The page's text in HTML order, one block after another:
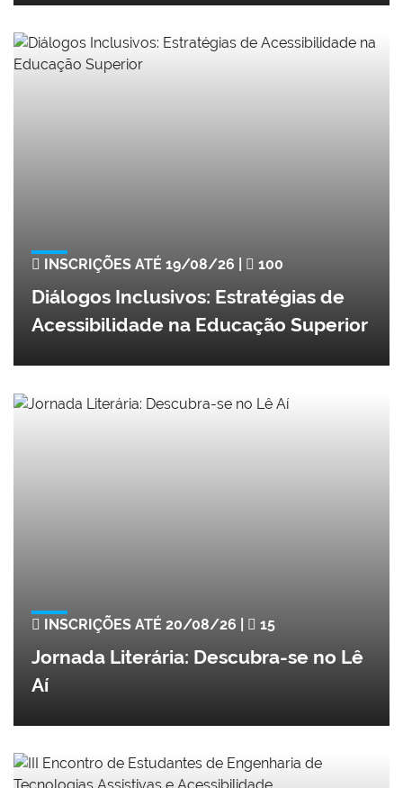
INSCRIÇÕES ATÉ 19/08/26 | 100
Diálogos Inclusivos: Estratégias de
Acessibilidade na Educação Superior
INSCRIÇÕES ATÉ 20/08/26 | 15
Jornada Literária: Descubra-se no Lê
Aí